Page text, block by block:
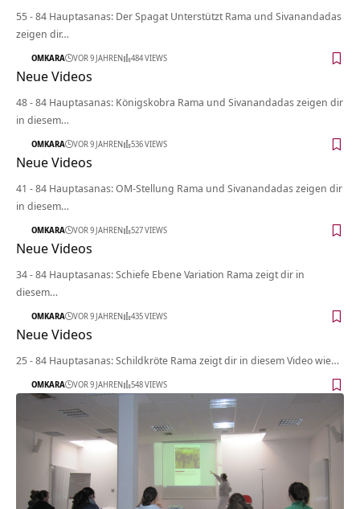
55 - 84 Hauptasanas: Der Spagat Unterstützt Rama und Sivanandadas
zeigen dir…
OMKARA VOR 9 JAHREN 484 VIEWS
Neue Videos
48 - 84 Hauptasanas: Königskobra Rama und Sivanandadas zeigen dir
in diesem…
OMKARA VOR 9 JAHREN 536 VIEWS
Neue Videos
41 - 84 Hauptasanas: OM-Stellung Rama und Sivanandadas zeigen dir
in diesem…
OMKARA VOR 9 JAHREN 527 VIEWS
Neue Videos
34 - 84 Hauptasanas: Schiefe Ebene Variation Rama zeigt dir in
diesem…
OMKARA VOR 9 JAHREN 435 VIEWS
Neue Videos
25 - 84 Hauptasanas: Schildkröte Rama zeigt dir in diesem Video wie…
OMKARA VOR 9 JAHREN 548 VIEWS